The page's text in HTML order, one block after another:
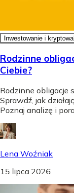
Inwestowanie i
Rodzinne
Ciebie?
Rodzinne obligacje
Sprawdź, jak
Poznaj analizę i
Lena Woźniak
15 lipca 2026